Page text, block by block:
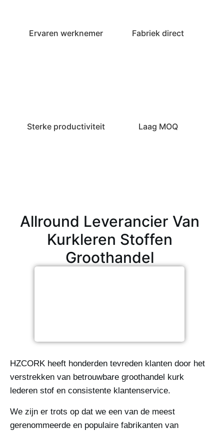
Ervaren werknemer
Sterke productiviteit
Fabriek direct
Laag MOQ
Allround Leverancier Van
Kurkleren Stoffen
Groothandel
HZCORK heeft honderden tevreden klanten door het
verstrekken van betrouwbare groothandel kurk
lederen stof en consistente klantenservice.
We zijn er trots op dat we een van de meest
gerenommeerde en populaire fabrikanten van